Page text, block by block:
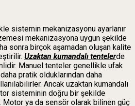
sistemin mekanizasyonu ayarlanır
mekanizasyona uygun şekilde
sonra birçok aşamadan oluşan kalite
Uzaktan kumandalı tentelerde
Manuel tenteler genellikle ufak
pratik olduklarından daha
Ancak uzaktan kumandalı
sisteminin doğru bir şekilde
Motor ya da sensör olarak bilinen güç